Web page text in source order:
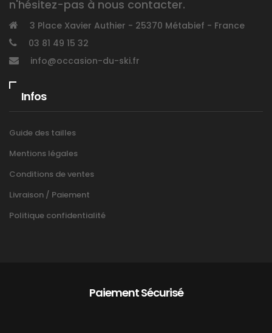
n'hésitez-pas à nous contacter.
3 Place Xavier Authier - 25370 Métabief - France
03 81 49 15 32
info@occasion-du-ski.fr
Infos
Guide des tailles
Mentions légales
Conditions de ventes
Livraison / Paiement
Politique confidentialité
Paiement Sécurisé